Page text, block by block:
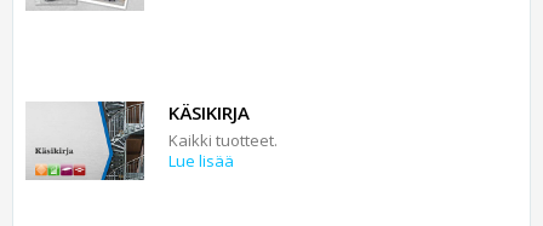
KÄSIKIRJA
Kaikki tuotteet.
Lue lisää